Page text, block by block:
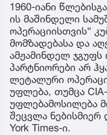
1960-იანი
ის მაშინდელი
ოპერაციისთვის“
მომზადებასა და
ამჟამინდელ
პარტნიორები არ
ლეტალური
უფლება, თუმცა
უფლებამოსილება
შეცვლა ნებისმიერ
York Times-ი.